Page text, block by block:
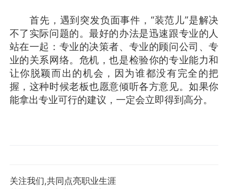
首先，遇到突发负面事件，“装范儿”是解决
不了实际问题的。最好的办法是迅速跟专业的人
站在一起：专业的决策者、专业的顾问公司、专
业的关系网络。危机，也是检验你的专业能力和
让你脱颖而出的机会，因为谁都没有完全的把
握，这种时候老板也愿意倾听各方意见。如果你
能拿出专业可行的建议，一定会立即得到高分。
关注我们,共同点亮职业生涯